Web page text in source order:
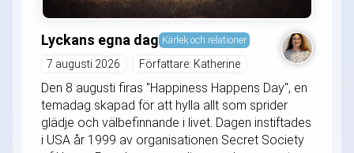
Lyckans egna dag Kärlek och relationer
7 augusti 2026 Författare: Katherine
Den 8 augusti firas "Happiness Happens Day", en
temadag skapad för att hylla allt som sprider
glädje och välbefinnande i livet. Dagen instiftades
i USA år 1999 av organisationen Secret Society